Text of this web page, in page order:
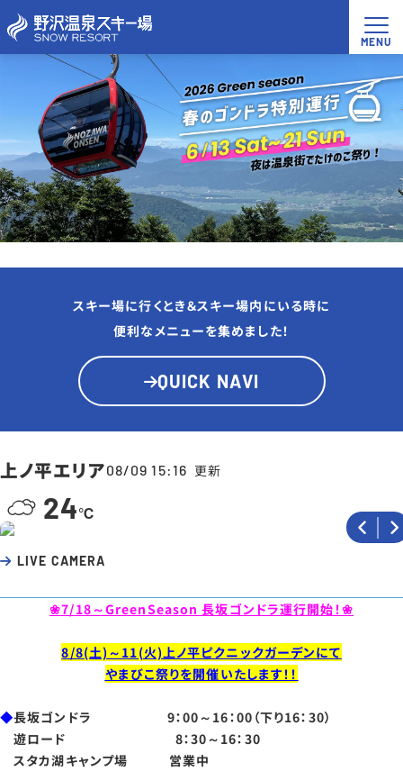
スキー場に行くとき＆スキー場内にいる時に
便利なメニューを集めました！
QUICK NAVI
上ノ平エリア08/09 15:16 更新
24
LIVE CAMERA
❀7/18～GreenSeason 長坂ゴンドラ運行開始！❀
8/8(土)～11(火)上ノ平ピクニックガーデンにて
やまびこ祭りを開催いたします！！
◆長坂ゴンドラ 9：00～16：00（下り16：30）
遊ロード 8：30～16：30
スタカ湖キャンプ場 営業中